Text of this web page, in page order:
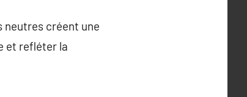
neutres créent une
et refléter la